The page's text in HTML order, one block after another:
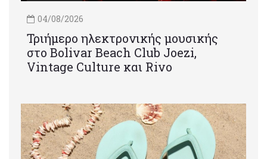
04/08/2026
Τριήμερο ηλεκτρονικής μουσικής
στο Bolivar Beach Club Joezi,
Vintage Culture και Rivo